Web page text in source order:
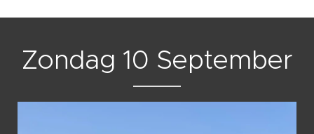
Zondag 10 September